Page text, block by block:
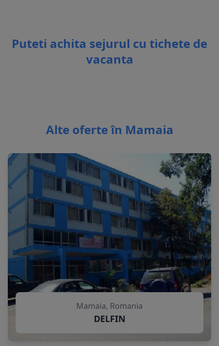
Puteti achita sejurul cu tichete de
vacanta
Alte oferte în Mamaia
Mamaia, Romania
DELFIN